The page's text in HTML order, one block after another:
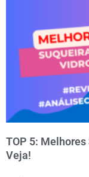
TOP 5:
Veja!